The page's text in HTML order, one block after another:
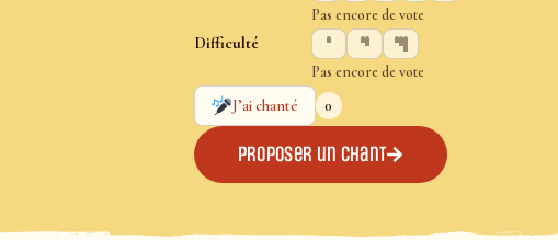
Pas encore de vote
Difficulté
Pas encore de vote
J’ai chanté
0
Proposer un chant